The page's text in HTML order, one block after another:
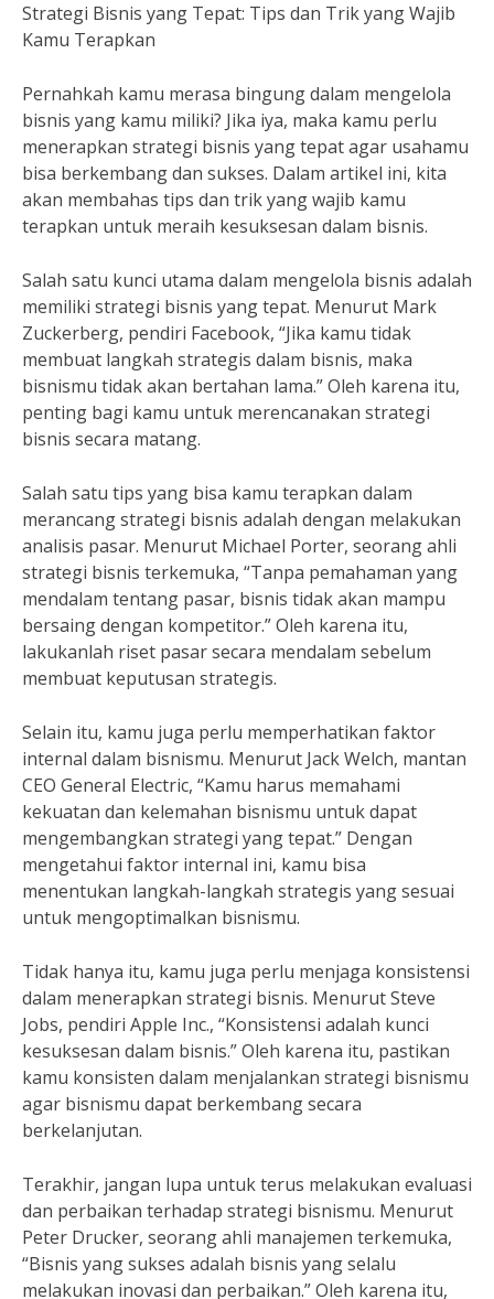
Strategi Bisnis yang Tepat: Tips dan Trik yang Wajib
Kamu Terapkan
Pernahkah kamu merasa bingung dalam mengelola
bisnis yang kamu miliki? Jika iya, maka kamu perlu
menerapkan strategi bisnis yang tepat agar usahamu
bisa berkembang dan sukses. Dalam artikel ini, kita
akan membahas tips dan trik yang wajib kamu
terapkan untuk meraih kesuksesan dalam bisnis.
Salah satu kunci utama dalam mengelola bisnis adalah
memiliki strategi bisnis yang tepat. Menurut Mark
Zuckerberg, pendiri Facebook, “Jika kamu tidak
membuat langkah strategis dalam bisnis, maka
bisnismu tidak akan bertahan lama.” Oleh karena itu,
penting bagi kamu untuk merencanakan strategi
bisnis secara matang.
Salah satu tips yang bisa kamu terapkan dalam
merancang strategi bisnis adalah dengan melakukan
analisis pasar. Menurut Michael Porter, seorang ahli
strategi bisnis terkemuka, “Tanpa pemahaman yang
mendalam tentang pasar, bisnis tidak akan mampu
bersaing dengan kompetitor.” Oleh karena itu,
lakukanlah riset pasar secara mendalam sebelum
membuat keputusan strategis.
Selain itu, kamu juga perlu memperhatikan faktor
internal dalam bisnismu. Menurut Jack Welch, mantan
CEO General Electric, “Kamu harus memahami
kekuatan dan kelemahan bisnismu untuk dapat
mengembangkan strategi yang tepat.” Dengan
mengetahui faktor internal ini, kamu bisa
menentukan langkah-langkah strategis yang sesuai
untuk mengoptimalkan bisnismu.
Tidak hanya itu, kamu juga perlu menjaga konsistensi
dalam menerapkan strategi bisnis. Menurut Steve
Jobs, pendiri Apple Inc., “Konsistensi adalah kunci
kesuksesan dalam bisnis.” Oleh karena itu, pastikan
kamu konsisten dalam menjalankan strategi bisnismu
agar bisnismu dapat berkembang secara
berkelanjutan.
Terakhir, jangan lupa untuk terus melakukan evaluasi
dan perbaikan terhadap strategi bisnismu. Menurut
Peter Drucker, seorang ahli manajemen terkemuka,
“Bisnis yang sukses adalah bisnis yang selalu
melakukan inovasi dan perbaikan.” Oleh karena itu,